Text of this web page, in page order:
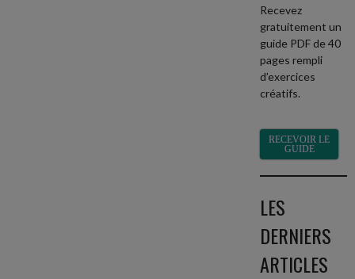
Recevez
gratuitement un
guide PDF de 40
pages rempli
d’exercices
créatifs.
RECEVOIR LE
GUIDE
LES
DERNIERS
ARTICLES